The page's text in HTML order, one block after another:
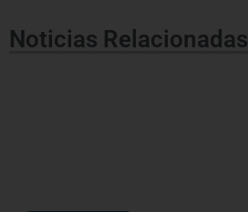
Noticias Relacionadas